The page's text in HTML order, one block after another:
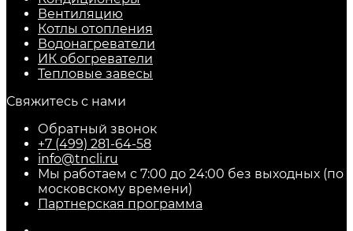
Вентиляцию
Котлы отопления
Водонагреватели
ИК обогреватели
Тепловые завесы
Свяжитесь с нами
Обратный звонок
+7 (499) 281-64-58
info@tncli.ru
Мы работаем с 7:00 до 24:00 без выходных (по
московскому времени)
Партнерская программа